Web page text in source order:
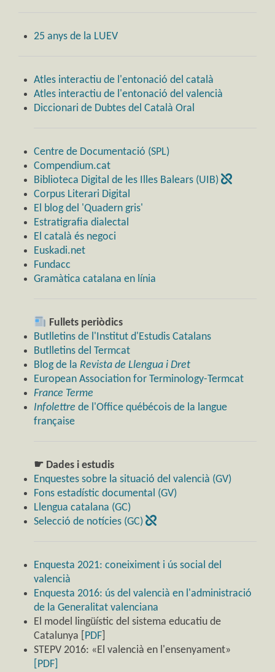
25 anys de la LUEV
Atles interactiu de l'entonació del català
Atles interactiu de l'entonació del valencià
Diccionari de Dubtes del Català Oral
Centre de Documentació (SPL)
Compendium.cat
Biblioteca Digital de les Illes Balears (UIB)
Corpus Literari Digital
El blog del 'Quadern gris'
Estratigrafia dialectal
El català és negoci
Euskadi.net
Fundacc
Gramàtica catalana en línia
Fullets periòdics
Butlletins de l'Institut d'Estudis Catalans
Butlletins del Termcat
Blog de la Revista de Llengua i Dret
European Association for Terminology-Termcat
France Terme
Infolettre de l'Office québécois de la langue
française
☛ Dades i estudis
Enquestes sobre la situació del valencià (GV)
Fons estadístic documental (GV)
Llengua catalana (GC)
Selecció de notícies (GC)
Enquesta 2021: coneiximent i ús social del
valencià
Enquesta 2016: ús del valencià en l'administració
de la Generalitat valenciana
El model lingüístic del sistema educatiu de
Catalunya [ PDF
STEPV 2016: «El valencià en l'ensenyament»
[PDF]